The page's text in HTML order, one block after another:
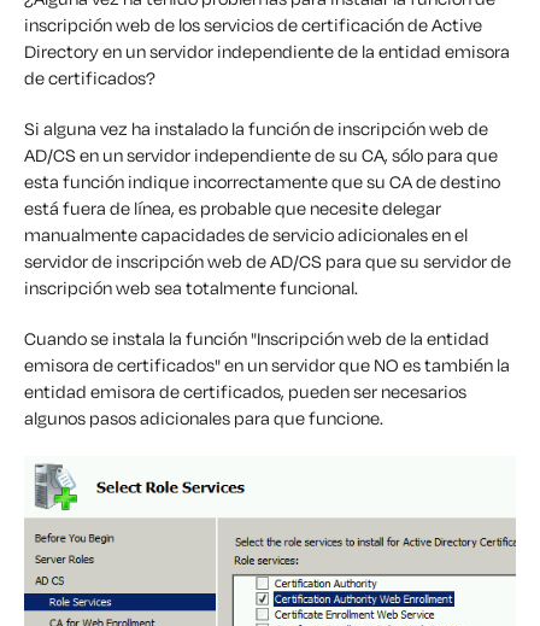
inscripción web de los servicios de certificación de Active
Directory en un servidor independiente de la entidad emisora
de certificados?
Si alguna vez ha instalado la función de inscripción web de
AD/CS en un servidor independiente de su CA, sólo para que
esta función indique incorrectamente que su CA de destino
está fuera de línea, es probable que necesite delegar
manualmente capacidades de servicio adicionales en el
servidor de inscripción web de AD/CS para que su servidor de
inscripción web sea totalmente funcional.
Cuando se instala la función "Inscripción web de la entidad
emisora de certificados" en un servidor que NO es también la
entidad emisora de certificados, pueden ser necesarios
algunos pasos adicionales para que funcione.